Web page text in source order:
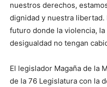
nuestros derechos,
dignidad y nuestra
futuro donde la violencia,
desigualdad no tengan
El legislador Magaña de la
de la 76 Legislatura con la